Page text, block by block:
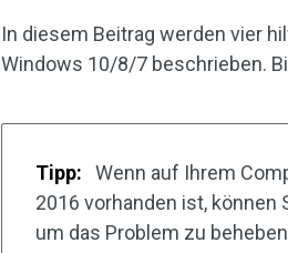
In diesem Beitrag werden vier
Windows 10/8/7 beschrieben.
Tipp:
Wenn auf Ihrem
2016 vorhanden ist,
um das Problem zu